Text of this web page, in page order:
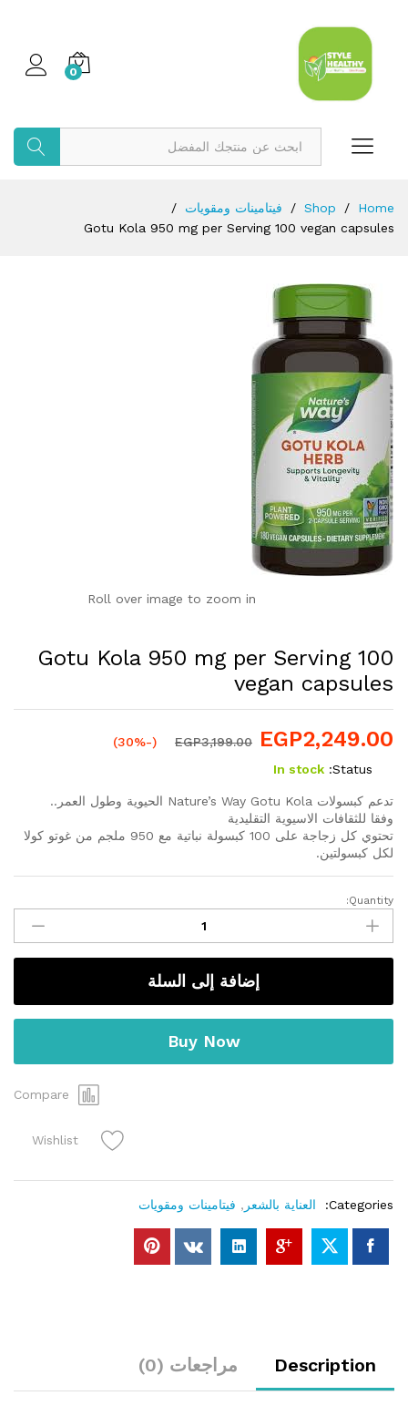
0
Home
/
Shop
/ فيتامينات ومقويات
/
Gotu Kola 950 mg per Serving 100 vegan capsules
Roll over image to zoom in
Gotu Kola 950 mg per Serving 100
vegan capsules
EGP2,249.00
EGP3,199.00
(-30%)
Status:
In stock
تدعم كبسولات Nature’s Way Gotu Kola الحيوية وطول العمر..
وفقا للثقافات الاسيوية التقليدية
تحتوي كل زجاجة على 100 كبسولة نباتية مع 950 ملجم من غوتو كولا
لكل كبسولتين.
Gotu
Kola
950
mg
Serving
100
capsules
Quantity:
إضافة إلى السلة
Buy Now
Wishlist
Compare
Categories: العناية بالشعر , فيتامينات ومقويات
Description مراجعات (0)